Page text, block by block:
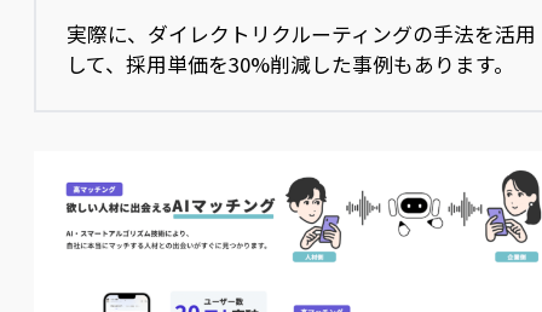
実際に、ダイレクトリクルーティングの手法を活用
して、採用単価を30%削減した事例もあります。